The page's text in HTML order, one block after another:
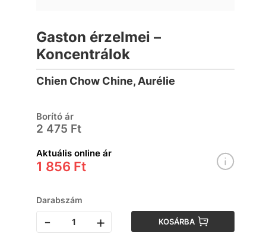
Gaston érzelmei –
Koncentrálok
Chien Chow Chine, Aurélie
Borító ár
2 475 Ft
Aktuális online ár
1 856 Ft
Darabszám
- + KOSÁRBA